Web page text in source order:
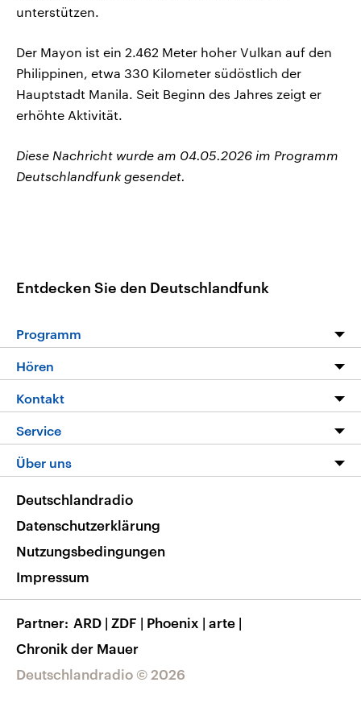
unterstützen.
Der Mayon ist ein 2.462 Meter hoher Vulkan auf den
Philippinen, etwa 330 Kilometer südöstlich der
Hauptstadt Manila. Seit Beginn des Jahres zeigt er
erhöhte Aktivität.
Diese Nachricht wurde am 04.05.2026 im Programm
Deutschlandfunk gesendet.
Entdecken Sie den Deutschlandfunk
Programm
Programm
Die Nachrichten
Nachrichtenleicht
Neue Beiträge auf dlf.de
Hören
Livestream
Podcasts
Deutschlandfunk App
Nachrichten App
Frequenzen
Kontakt
Hörerservice
Service
FAQ
Veranstaltungen
Musikliste
RSS
Über uns
Barrierefreiheit
Deutschlandradio © 2026
Deutschlandradio
Datenschutzerklärung
Nutzungsbedingungen
Impressum
Partner ARD | ZDF | Phoenix | arte |
Chronik der Mauer